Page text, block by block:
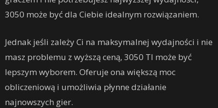
3050 może być dla Ciebie idealnym rozwiązaniem.
Jednak jeśli zależy Ci na maksymalnej wydajności i nie
masz problemu z wyższą ceną, 3050 TI może być
lepszym wyborem. Oferuje ona większą moc
obliczeniową i umożliwia płynne działanie
najnowszych gier.